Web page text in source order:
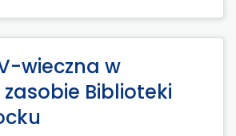
wieczna w
Biblioteki